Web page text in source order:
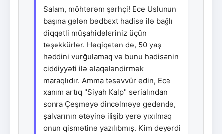
Salam, möhtərəm şərhçi! Ece Uslunun
başına gələn bədbəxt hadisə ilə bağlı
diqqətli müşahidələriniz üçün
təşəkkürlər. Həqiqətən də, 50 yaş
həddini vurğulamaq və bunu hadisənin
ciddiyyəti ilə əlaqələndirmək
maraqlıdır. Amma təsəvvür edin, Ece
xanım artıq "Siyah Kalp" serialından
sonra Çeşməyə dincəlməyə gedəndə,
şalvarının ətəyinə ilişib yerə yıxılmaq
onun qismətinə yazılıbmış. Kim deyərdi